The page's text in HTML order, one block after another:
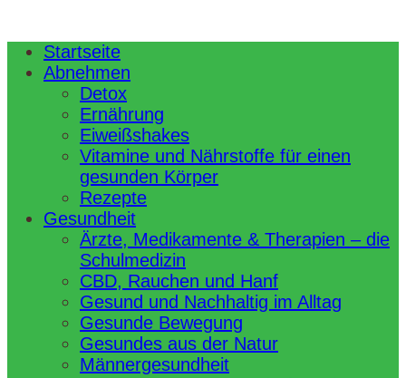
Startseite
Abnehmen
Detox
Ernährung
Eiweißshakes
Vitamine und Nährstoffe für einen
gesunden Körper
Rezepte
Gesundheit
Ärzte, Medikamente & Therapien – die
Schulmedizin
CBD, Rauchen und Hanf
Gesund und Nachhaltig im Alltag
Gesunde Bewegung
Gesundes aus der Natur
Männergesundheit